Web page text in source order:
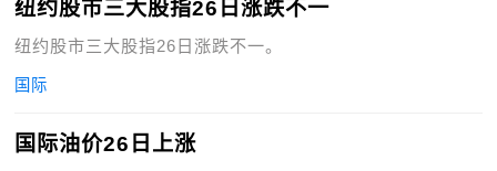
纽约股市三大股指26日涨跌不一
纽约股市三大股指26日涨跌不一。
国际
国际油价26日上涨